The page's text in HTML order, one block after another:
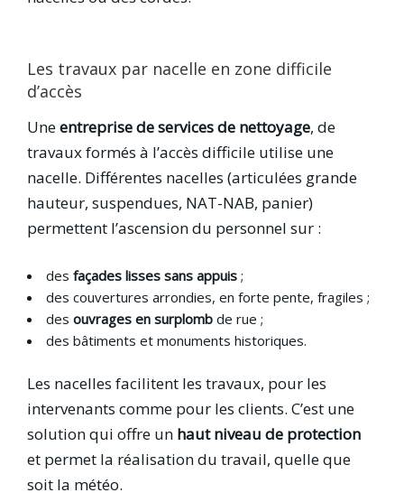
Les travaux par nacelle en zone difficile
d’accès
Uneentreprise deservices de nettoyage, de
travaux formés à l’accès difficile utilise une
nacelle. Différentes nacelles (articulées grande
hauteur, suspendues, NAT-NAB, panier)
permettent l’ascension du personnel sur :
des façades lisses sans appuis ;
des couvertures arrondies, en forte pente, fragiles ;
des ouvrages en surplomb de rue ;
des bâtiments et monuments historiques.
Les nacelles facilitent les travaux, pour les
intervenants comme pour les clients. C’est une
solution qui offre un haut niveau de protection
et permet la réalisation du travail, quelle que
soit la météo.